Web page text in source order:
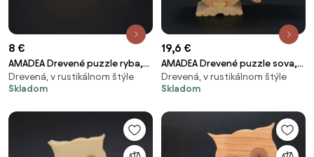
8 €
AMADEA Drevené puzzle ryba,
masívne drevo dvoch druhov
drevín, 19 cm
Drevená, v rustikálnom štýle
Skladom
19,6 €
AMADEA Drevené puzzle sova,
masívne drevo dvoch druhov
drevín, 15 cm
Drevená, v rustikálnom štýle
Skladom